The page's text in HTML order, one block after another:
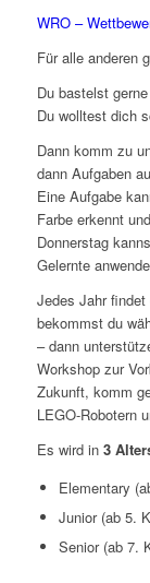
WRO –
Für alle anderen
Du bastelst
Du wolltest dich
Dann komm zu
dann Aufgaben
Eine Aufgabe
Farbe erkennt
Donnerstag
Gelernte
Jedes Jahr findet
bekommst du
– dann
Workshop zur
Zukunft, komm
LEGO-Robotern
Es wird in 3
Elementary
Junior (ab 5.
Senior (ab 7.